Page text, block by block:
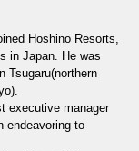
Hoshino Resorts,
in Japan. He was
Tsugaru(northern
executive manager
endeavoring to